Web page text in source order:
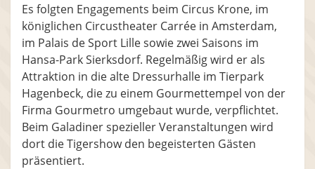
Es folgten Engagements beim Circus Krone, im
königlichen Circustheater Carrée in Amsterdam,
im Palais de Sport Lille sowie zwei Saisons im
Hansa-Park Sierksdorf. Regelmäßig wird er als
Attraktion in die alte Dressurhalle im Tierpark
Hagenbeck, die zu einem Gourmettempel von der
Firma Gourmetro umgebaut wurde, verpflichtet.
Beim Galadiner spezieller Veranstaltungen wird
dort die Tigershow den begeisterten Gästen
präsentiert.